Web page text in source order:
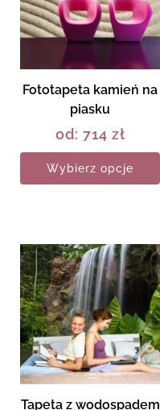
Fototapeta kamień na
piasku
od: 714 zł
Wybierz opcje
Tapeta z wodospadem